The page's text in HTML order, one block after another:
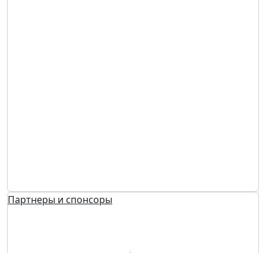
Партнеры и спонсоры